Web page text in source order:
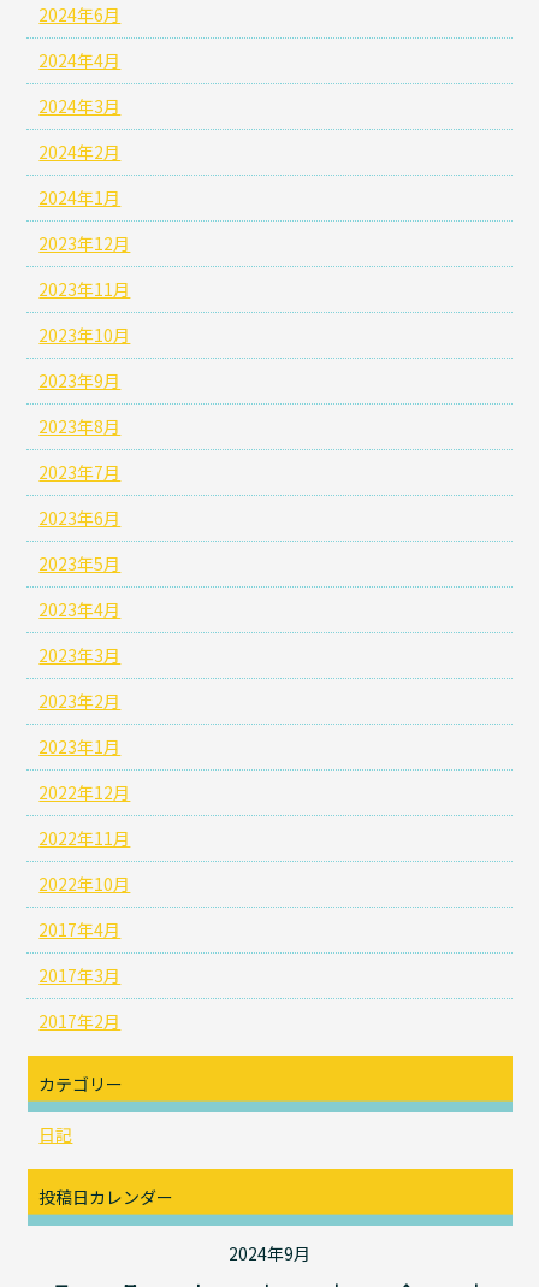
2024年6月
2024年4月
2024年3月
2024年2月
2024年1月
2023年12月
2023年11月
2023年10月
2023年9月
2023年8月
2023年7月
2023年6月
2023年5月
2023年4月
2023年3月
2023年2月
2023年1月
2022年12月
2022年11月
2022年10月
2017年4月
2017年3月
2017年2月
カテゴリー
日記
投稿日カレンダー
2024年9月